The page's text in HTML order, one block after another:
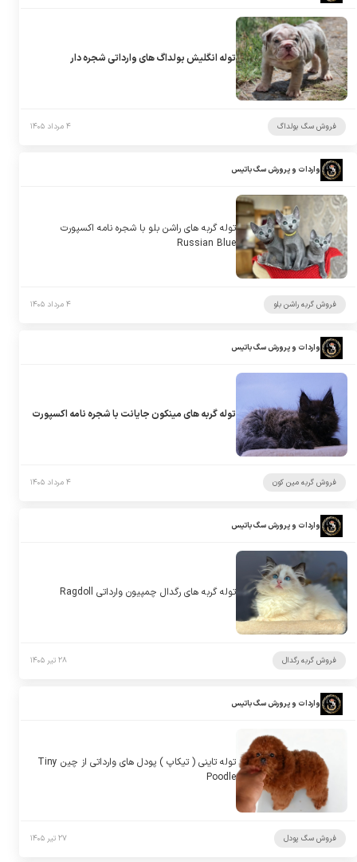
توله انگلیش بولداگ های وارداتی شجره دار
فروش سگ بولداگ ۴ مرداد ۱۴۰۵
واردات و پرورش سگ باتیس
توله گربه های راشن بلو با شجره نامه اکسپورت
Russian Blue
فروش گربه راشن بلو ۴ مرداد ۱۴۰۵
واردات و پرورش سگ باتیس
توله گربه های مینکون جایانت با شجره نامه اکسپورت
فروش گربه مین کون ۴ مرداد ۱۴۰۵
واردات و پرورش سگ باتیس
توله گربه های رگدال چمپیون وارداتی Ragdoll
فروش گربه رگدال ۲۸ تیر ۱۴۰۵
واردات و پرورش سگ باتیس
توله تاینی ( تیکاپ ) پودل های وارداتی از چین Tiny
Poodle
فروش سگ پودل ۲۷ تیر ۱۴۰۵